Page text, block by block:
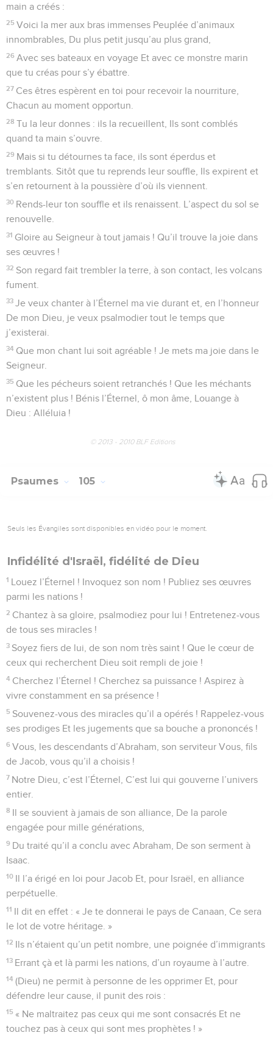
main a créés :
25 Voici la mer aux bras immenses Peuplée d’animaux
innombrables, Du plus petit jusqu’au plus grand,
26 Avec ses bateaux en voyage Et avec ce monstre marin
que tu créas pour s’y ébattre.
27 Ces êtres espèrent en toi pour recevoir la nourriture,
Chacun au moment opportun.
28 Tu la leur donnes : ils la recueillent, Ils sont comblés
quand ta main s’ouvre.
29 Mais si tu détournes ta face, ils sont éperdus et
tremblants. Sitôt que tu reprends leur souffle, Ils expirent et
s’en retournent à la poussière d’où ils viennent.
30 Rends-leur ton souffle et ils renaissent. L’aspect du sol se
renouvelle.
31 Gloire au Seigneur à tout jamais ! Qu’il trouve la joie dans
ses œuvres !
32 Son regard fait trembler la terre, à son contact, les volcans
fument.
33 Je veux chanter à l’Éternel ma vie durant et, en l’honneur
De mon Dieu, je veux psalmodier tout le temps que
j’existerai.
34 Que mon chant lui soit agréable ! Je mets ma joie dans le
Seigneur.
35 Que les pécheurs soient retranchés ! Que les méchants
n’existent plus ! Bénis l’Éternel, ô mon âme, Louange à
Dieu : Alléluia !
© 2013 - 2010 BLF Editions
Psaumes 105
Seuls les Évangiles sont disponibles en vidéo pour le moment.
Infidélité d'Israël, fidélité de Dieu
1 Louez l’Éternel ! Invoquez son nom ! Publiez ses œuvres
parmi les nations !
2 Chantez à sa gloire, psalmodiez pour lui ! Entretenez-vous
de tous ses miracles !
3 Soyez fiers de lui, de son nom très saint ! Que le cœur de
ceux qui recherchent Dieu soit rempli de joie !
4 Cherchez l’Éternel ! Cherchez sa puissance ! Aspirez à
vivre constamment en sa présence !
5 Souvenez-vous des miracles qu’il a opérés ! Rappelez-vous
ses prodiges Et les jugements que sa bouche a prononcés !
6 Vous, les descendants d’Abraham, son serviteur Vous, fils
de Jacob, vous qu’il a choisis !
7 Notre Dieu, c’est l’Éternel, C’est lui qui gouverne l’univers
entier.
8 Il se souvient à jamais de son alliance, De la parole
engagée pour mille générations,
9 Du traité qu’il a conclu avec Abraham, De son serment à
Isaac.
10 Il l’a érigé en loi pour Jacob Et, pour Israël, en alliance
perpétuelle.
11 Il dit en effet : « Je te donnerai le pays de Canaan, Ce sera
le lot de votre héritage. »
12 Ils n’étaient qu’un petit nombre, une poignée d’immigrants
13 Errant çà et là parmi les nations, d’un royaume à l’autre.
14 (Dieu) ne permit à personne de les opprimer Et, pour
défendre leur cause, il punit des rois :
15 « Ne maltraitez pas ceux qui me sont consacrés Et ne
touchez pas à ceux qui sont mes prophètes ! »